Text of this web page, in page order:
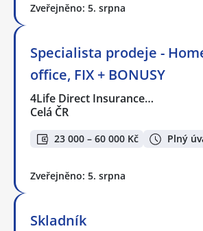
Zveřejněno: 5. srpna
Specialista prodeje -
office, FIX + BONUSY
4Life Direct Insurance…
Celá ČR
23 000 – 60 000 Kč Plný
Zveřejněno: 5. srpna
Skladník